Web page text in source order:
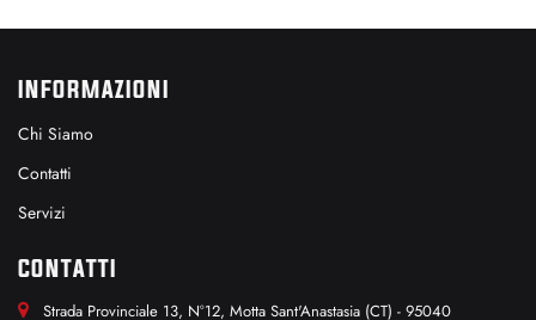
INFORMAZIONI
Chi Siamo
Contatti
Servizi
CONTATTI
Strada Provinciale 13, N°12, Motta Sant'Anastasia (CT) - 95040